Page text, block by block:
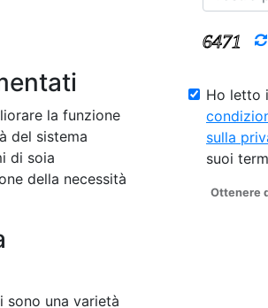
la funzione
del sistema
di soia
della necessità
sono una varietà
Ho letto
sulla
suoi
Ottenere